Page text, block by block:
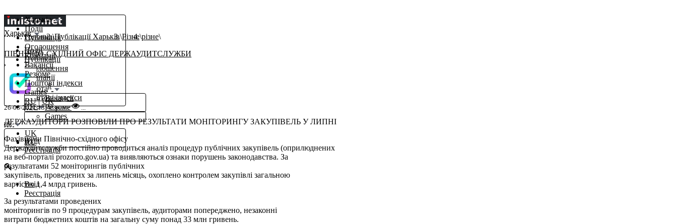
Харьків
Події
Публікації
Оголошення
Компанії
Вакансії
Резюме
Поштові індекси
Games
RU|UK
Харьків
Події
Публікації
Оголошення
Компанії
Роботаβ
Вакансії
Резюме
Поштові індекси
Ще
Games
uk
UK
RU
Вхід
Реєстрація
Вхід
Реєстрація
Головна Публікації Харьків Різне різне
ПІВНІЧНО-СХІДНИЙ ОФІС ДЕРЖАУДИТСЛУЖБИ
,
26-08-2021 13:48різне ...
ДЕРЖАУДИТОРИ РОЗПОВІЛИ ПРО РЕЗУЛЬТАТИ МОНІТОРИНГУ ЗАКУПІВЕЛЬ У ЛИПНІ
Фахівцями Північно-східного офісу
Держаудитслужби постійно проводиться аналіз процедур публічних закупівель (оприлюднених
на веб-порталі prozorro.gov.ua) та виявляються ознаки порушень законодавства. За
результатами 52 моніторингів публічних
закупівель, проведених за липень місяць, охоплено контролем закупівлі загальною
вартістю 1,4 млрд гривень.
За результатами проведених
моніторингів по 9 процедурам закупівель, аудиторами попереджено, незаконні
витрати бюджетних коштів на загальну суму понад 33 млн гривень.